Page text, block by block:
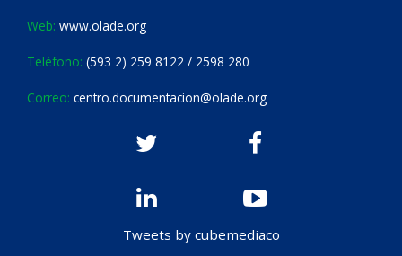
Web: www.olade.org
Teléfono: (593 2) 259 8122 / 2598 280
Correo: centro.documentacion@olade.org
Tweets by cubemediaco